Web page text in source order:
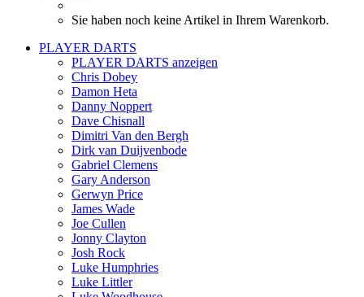
Sie haben noch keine Artikel in Ihrem Warenkorb.
PLAYER DARTS
PLAYER DARTS anzeigen
Chris Dobey
Damon Heta
Danny Noppert
Dave Chisnall
Dimitri Van den Bergh
Dirk van Duijvenbode
Gabriel Clemens
Gary Anderson
Gerwyn Price
James Wade
Joe Cullen
Jonny Clayton
Josh Rock
Luke Humphries
Luke Littler